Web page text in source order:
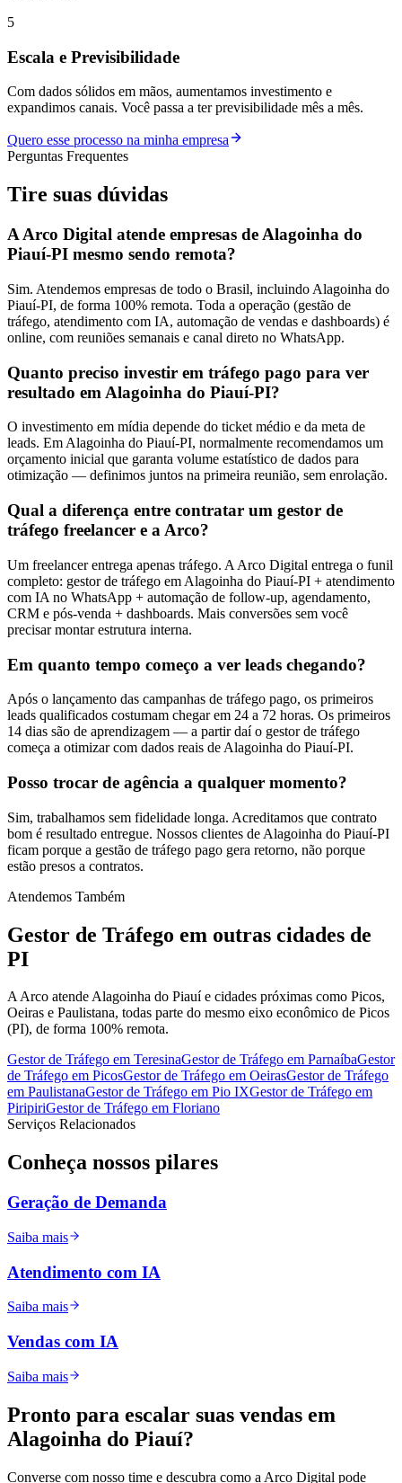
5
Escala e Previsibilidade
Com dados sólidos em mãos, aumentamos investimento e
expandimos canais. Você passa a ter previsibilidade mês a mês.
Quero esse processo na minha empresa
Perguntas Frequentes
Tire suas dúvidas
A Arco Digital atende empresas de Alagoinha do
Piauí-PI mesmo sendo remota?
Sim. Atendemos empresas de todo o Brasil, incluindo Alagoinha do
Piauí-PI, de forma 100% remota. Toda a operação (gestão de
tráfego, atendimento com IA, automação de vendas e dashboards) é
online, com reuniões semanais e canal direto no WhatsApp.
Quanto preciso investir em tráfego pago para ver
resultado em Alagoinha do Piauí-PI?
O investimento em mídia depende do ticket médio e da meta de
leads. Em Alagoinha do Piauí-PI, normalmente recomendamos um
orçamento inicial que garanta volume estatístico de dados para
otimização — definimos juntos na primeira reunião, sem enrolação.
Qual a diferença entre contratar um gestor de
tráfego freelancer e a Arco?
Um freelancer entrega apenas tráfego. A Arco Digital entrega o funil
completo: gestor de tráfego em Alagoinha do Piauí-PI + atendimento
com IA no WhatsApp + automação de follow-up, agendamento,
CRM e pós-venda + dashboards. Mais conversões sem você
precisar montar estrutura interna.
Em quanto tempo começo a ver leads chegando?
Após o lançamento das campanhas de tráfego pago, os primeiros
leads qualificados costumam chegar em 24 a 72 horas. Os primeiros
14 dias são de aprendizagem — a partir daí o gestor de tráfego
começa a otimizar com dados reais de Alagoinha do Piauí-PI.
Posso trocar de agência a qualquer momento?
Sim, trabalhamos sem fidelidade longa. Acreditamos que contrato
bom é resultado entregue. Nossos clientes de Alagoinha do Piauí-PI
ficam porque a gestão de tráfego pago gera retorno, não porque
estão presos a contratos.
Atendemos Também
Gestor de Tráfego em outras cidades de
PI
A Arco atende Alagoinha do Piauí e cidades próximas como Picos,
Oeiras e Paulistana, todas parte do mesmo eixo econômico de Picos
(PI), de forma 100% remota.
Gestor de Tráfego em TeresinaGestor de Tráfego em ParnaíbaGestor
de Tráfego em PicosGestor de Tráfego em OeirasGestor de Tráfego
em PaulistanaGestor de Tráfego em Pio IXGestor de Tráfego em
PiripiriGestor de Tráfego em Floriano
Serviços Relacionados
Conheça nossos pilares
Geração de Demanda
Saiba mais
Atendimento com IA
Saiba mais
Vendas com IA
Saiba mais
Pronto para escalar suas vendas em
Alagoinha do Piauí?
Converse com nosso time e descubra como a Arco Digital pode